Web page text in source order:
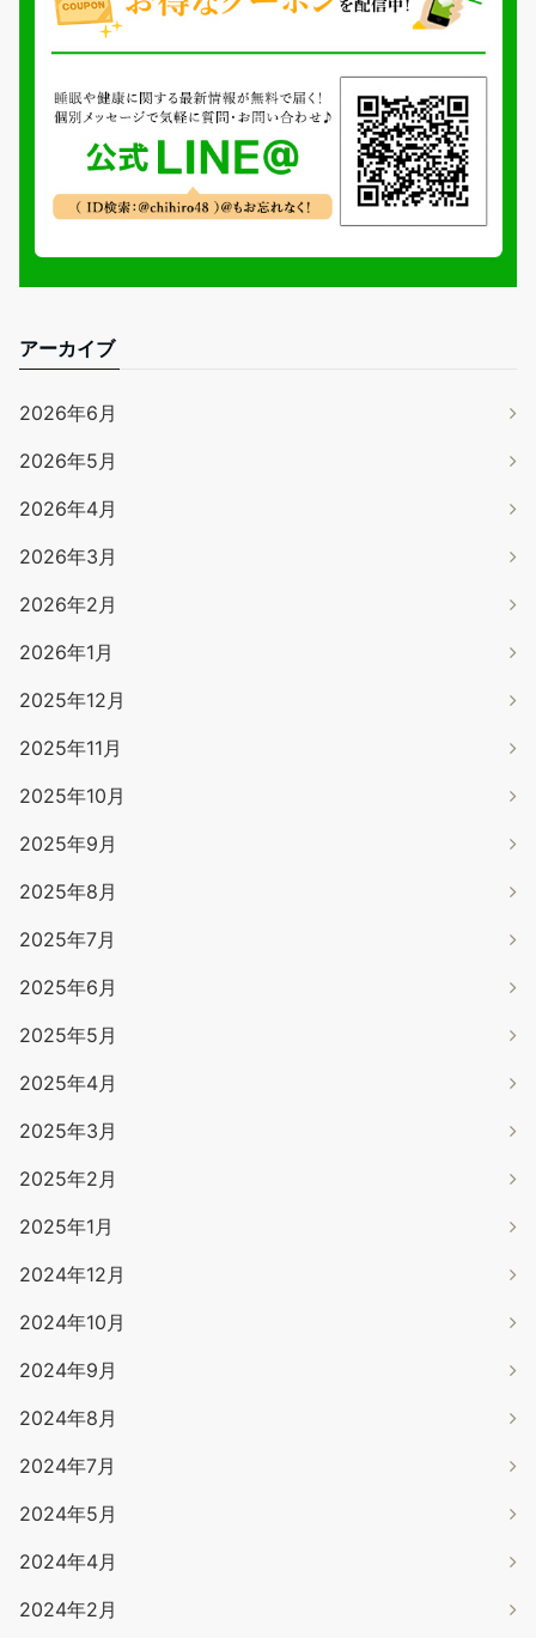
アーカイブ
2026年6月
2026年5月
2026年4月
2026年3月
2026年2月
2026年1月
2025年12月
2025年11月
2025年10月
2025年9月
2025年8月
2025年7月
2025年6月
2025年5月
2025年4月
2025年3月
2025年2月
2025年1月
2024年12月
2024年10月
2024年9月
2024年8月
2024年7月
2024年5月
2024年4月
2024年2月